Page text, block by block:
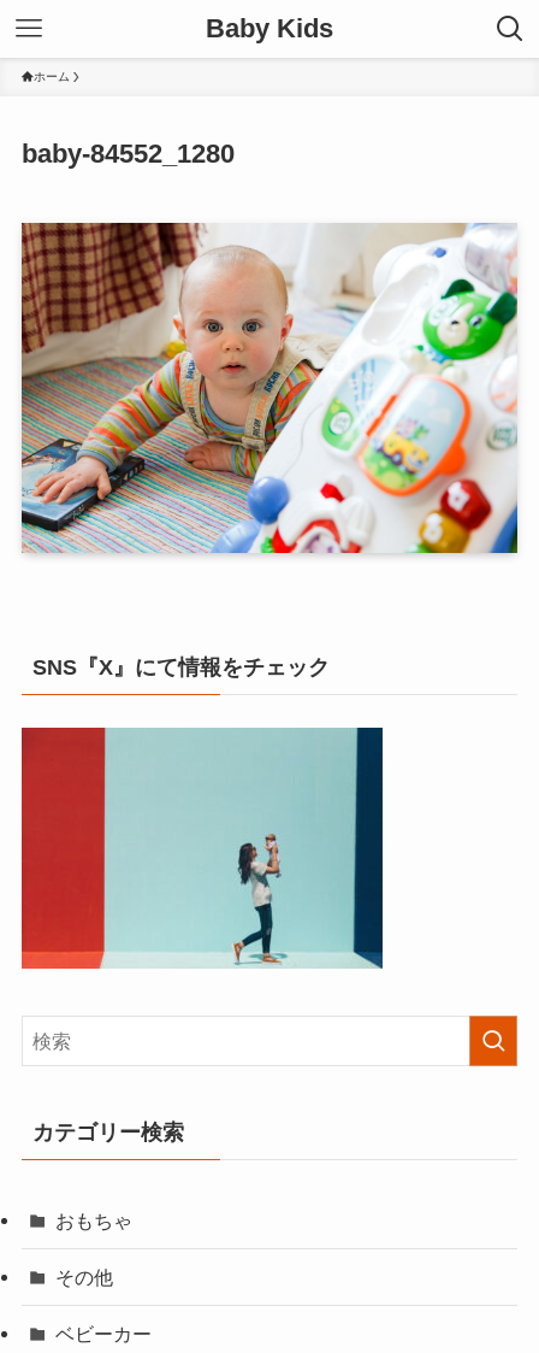
Baby Kids
ホーム
baby-84552_1280
SNS『X』にて情報をチェック
カテゴリー検索
おもちゃ
その他
ベビーカー